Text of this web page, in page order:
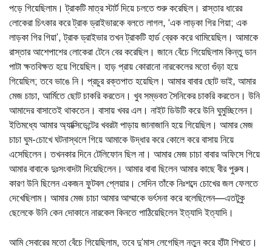
পড়ে গিয়েছিলাম। ট্রাকটি মাত্র স্টার্ট দিয়ে চলতে শুরু করেছিল। রাস্তার ধারের
লোকেরা চিৎকার করে ট্রাক ড্রাইভারকে বলতে লাগল, ‘এক লাড়কা গির গিয়া; এক
লাড়কা গির গিয়া’, ট্রাক ড্রাইভার তখন ট্রাকটি হার্ড ব্রেক করে থামিয়েছিল। আমাকে
রাস্তার আশেপাশের লোকেরা টেনে বের করেছিল। জানে বেঁচে গিয়েছিলাম কিন্তু ডান
পাটা ক্ষতবিক্ষত হয়ে গিয়েছিল। হাড় প্রায় কোরানো নারকেলের মতো গুঁড়া হয়ে
গিয়েছিল; তবে ভাঙে নি। প্রচুর রক্তপাত হয়েছিল। আমার বাবার ছোট ভাই, আমার
মেজ চাচা, আর্মিতে ছোট চাকরি করতেন। খুব সম্ভবত সৈনিকের চাকরি করতেন। উনি
আমাদের বাসাতেই থাকতেন। বাসায় খবর এল। নাইট ডিউটি করে উনি ঘুমুচ্ছিলেন।
ইতিমধ্যে আমার অ্যাক্সিডেন্টের খবরটা পাড়ায় জানাজানি হয়ে গিয়েছিল। আমার মেজ
চাচা ঘুম-চোখে ঘটনাস্থলে গিয়ে আমাকে উদ্ধার করে কোলে করে বাসায় নিয়ে
এসেছিলেন। তখনকার দিনে টেলিফোন ছিল না। আমার মেজ চাচা বাবার অফিসে গিয়ে
আমার বাবাকে দুঃসংবাদটা দিয়েছিলেন। আমার বাবা ছিলেন আমার কাছে বীর পুরুষ।
কারণ উনি ছিলেন একজন ফুটবল প্লেয়ার। সেদিন তাঁকে নিঃশব্দে চোখের জল ফেলতে
দেখেছিলাম। আমার মেজ চাচা আমার আম্মাকে ভর্ৎসনা করে বলেছিলেন—এতটুকু
ছেলেকে উনি কেন দোকানে নারকেল কিনতে পাঠিয়েছিলেন ইত্যাদি ইত্যাদি।
আমি সেবারের মতো বেঁচে গিয়েছিলাম, তবে দু’মাস লেগেছিল নতুন করে হাঁটা শিখতে।